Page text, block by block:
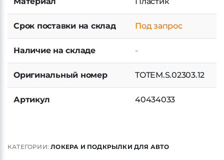
Срок поставки на склад Под запрос
Наличие на складе -
Оригинальный номер TOTEM.S.02303.12
Артикул 40434033
КАТЕГОРИИ:ЛОКЕРА И ПОДКРЫЛКИ ДЛЯ АВТО